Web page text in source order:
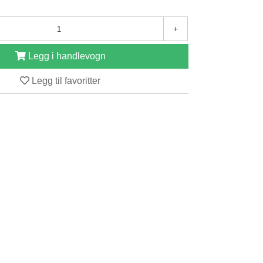
+
Legg i handlevogn
Legg til favoritter